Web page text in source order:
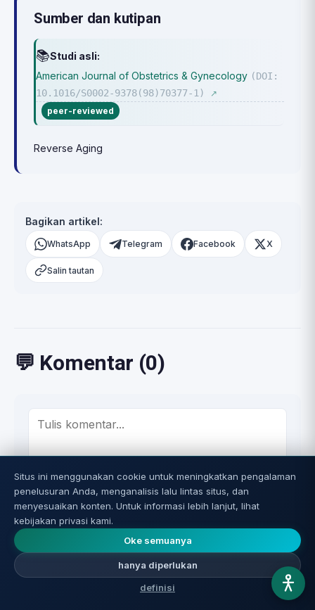
Sumber dan kutipan
📚Studi asli:
American Journal of Obstetrics & Gynecology (DOI:
10.1016/S0002-9378(98)70377-1)
↗
peer-reviewed
Reverse Aging
Bagikan artikel:
WhatsApp Telegram Facebook X
Salin tautan
💬 Komentar (0)
Untuk merespons, Anda memerlukan akun. Tulis komentar
Anda dan klik Publikasikan, dan Anda akan diarahkan ke
pendaftaran cepat. Komentar akan disimpan dan
dipublikasikan setelah disetujui.
Kirimkan komentar
Situs ini menggunakan cookie untuk meningkatkan pengalaman
penelusuran Anda, menganalisis lalu lintas situs, dan
menyesuaikan konten. Untuk informasi lebih lanjut, lihat
kebijakan privasi kami.
Oke semuanya
hanya diperlukan
definisi